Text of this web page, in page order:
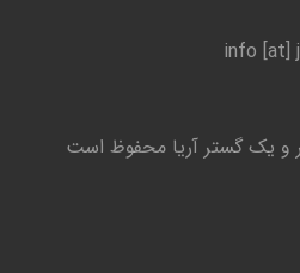
info [at]
و یک گستر آریا محفوظ است